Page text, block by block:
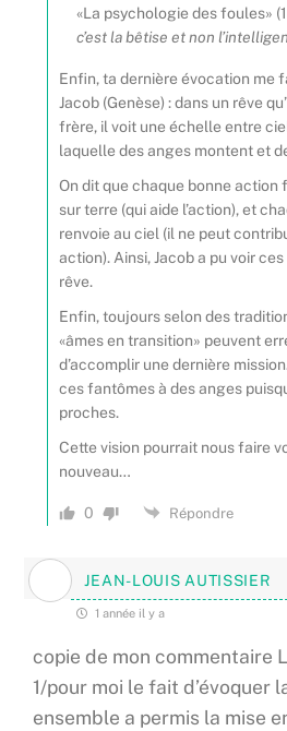
«La psychologie des foules»
c’est la bêtise et non
Enfin, ta dernière évocation me
Jacob (Genèse) : dans un rêve
frère, il voit une échelle entre
laquelle des anges montent et
On dit que chaque bonne action
sur terre (qui aide l’action), et
renvoie au ciel (il ne peut
action). Ainsi, Jacob a pu voir
rêve.
Enfin, toujours selon des
«âmes en transition» peuvent
d’accomplir une dernière
ces fantômes à des anges
proches.
Cette vision pourrait nous faire
nouveau…
0 Répondre
JEAN-LOUIS AUTISSIER
1 année il y a
copie de mon commentaire
1/pour moi le fait d’évoquer
ensemble a permis la mise